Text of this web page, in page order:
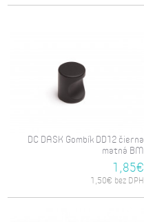
DC DASK Gombík DD12 čierna
matná BM
1,85€
1,50€ bez DPH